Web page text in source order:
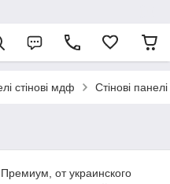
стінові мдф Стінові
от украинского